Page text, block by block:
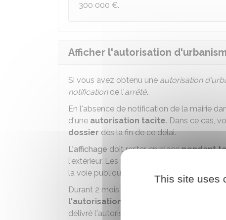
300 000 €.
Afficher l'autorisation
Si vous avez obtenu une autorisation
notificationde l'arrêté.
En l'absence de notification de la mairie
d'une autorisation tacite. Dans ce cas,
dossier dès la fin de ce délai.
L'affichage doit rester en placependant
l'extérieur. Les renseignements figurant
la voie publique ou des espaces ouverts au
Durant 2 mois à partir du 1
l'autorisation
qui vous a été accordée. Il
délivré l'autorisation. Il peut aussi décider de
This site uses